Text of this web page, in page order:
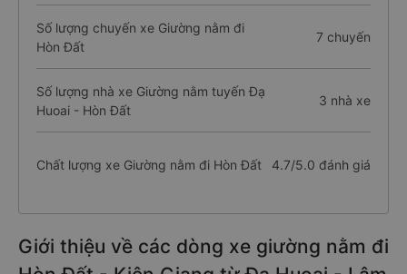
Số lượng chuyến xe Giường nằm đi
Hòn Đất
7 chuyến
Số lượng nhà xe Giường nằm tuyến Đạ
Huoai - Hòn Đất
3 nhà xe
Chất lượng xe Giường nằm đi Hòn Đất 4.7/5.0 đánh giá
Giới thiệu về các dòng xe giường nằm đi